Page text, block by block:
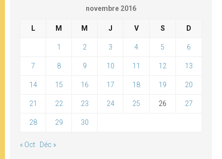
novembre 2016
L M M J V S D
1 2 3 4 5 6
7 8 9 10 11 12 13
14 15 16 17 18 19 20
21 22 23 24 25 26 27
28 29 30
« Oct Déc »